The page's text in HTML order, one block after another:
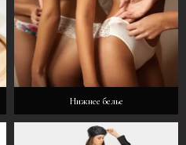
Нижнее белье